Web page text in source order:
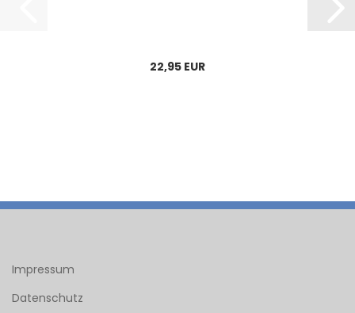
22,95 EUR
Impressum
Datenschutz